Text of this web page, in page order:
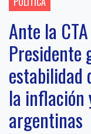
Ante la
Presidente
estabilidad
la inflación
argentinas